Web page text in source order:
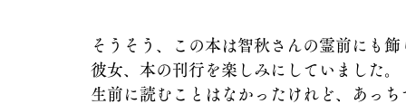
そうそう、この本は智秋さんの霊前にも
彼女、本の刊行を楽しみにしていました。
生前に読むことはなかったけれど、あっ